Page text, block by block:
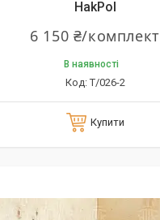
HakPol
6 150 ₴/комплект
В наявності
T/026-2
Купити